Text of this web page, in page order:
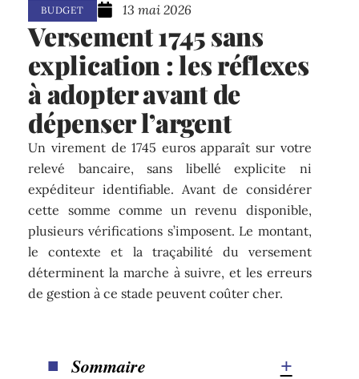
BUDGET 13 mai 2026
Versement 1745 sans
explication : les réflexes
à adopter avant de
dépenser l’argent
Un virement de 1745 euros apparaît sur votre
relevé bancaire, sans libellé explicite ni
expéditeur identifiable. Avant de considérer
cette somme comme un revenu disponible,
plusieurs vérifications s’imposent. Le montant,
le contexte et la traçabilité du versement
déterminent la marche à suivre, et les erreurs
de gestion à ce stade peuvent coûter cher.
Sommaire